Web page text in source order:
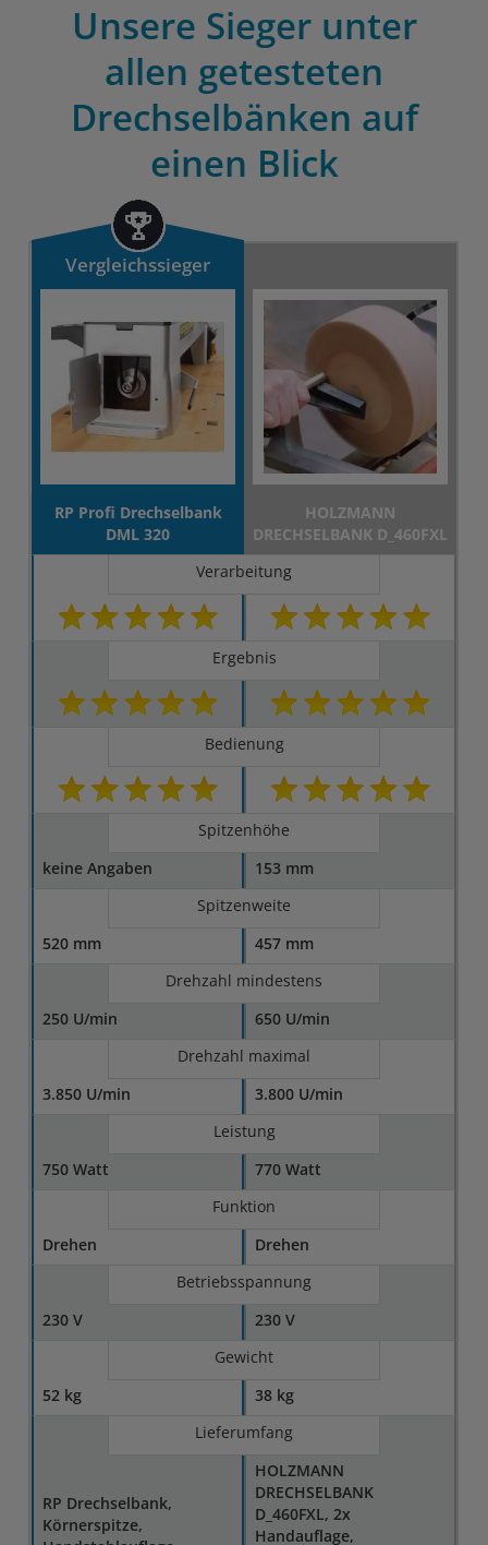
Unsere Sieger unter
allen getesteten
Drechselbänken auf
einen Blick
Vergleichssieger
RP Profi Drechselbank
DML 320
HOLZMANN
DRECHSELBANK D_460FXL
Verarbeitung
Ergebnis
Bedienung
Spitzenhöhe
keine Angaben
153 mm
Spitzenweite
520 mm
457 mm
Drehzahl mindestens
250 U/min
650 U/min
Drehzahl maximal
3.850 U/min
3.800 U/min
Leistung
750 Watt
770 Watt
Funktion
Drehen
Drehen
Betriebsspannung
230 V
230 V
Gewicht
52 kg
38 kg
Lieferumfang
RP Drechselbank,
Körnerspitze,
HOLZMANN
DRECHSELBANK
D_460FXL, 2x
Handauflage,